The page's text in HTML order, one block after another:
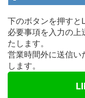
下のボタンを押すと
必要事項を入力の上
たします。
営業時間外に送信い
します。